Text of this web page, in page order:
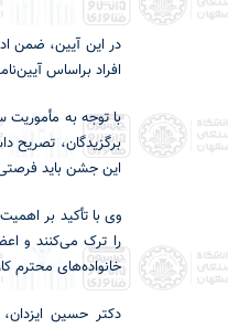
افراد براساس
با توجه به
برگزیدگان، تصریح
این جشن باید
وی با تأکید بر
را ترک می‌کنند و
خانواده‌های محترم
دکتر حسین